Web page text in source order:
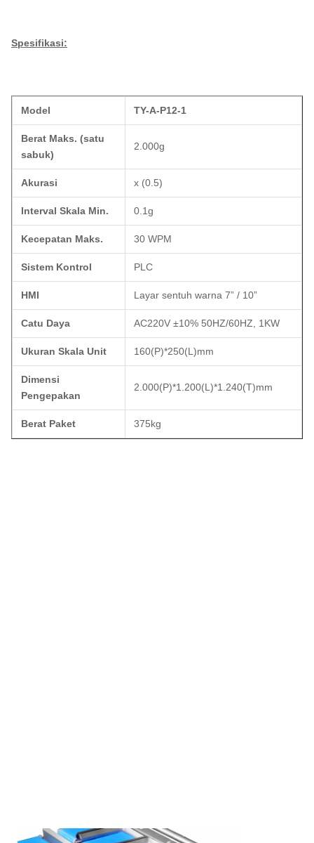
Spesifikasi:
Model TY-A-P12-1
Berat Maks. (satu
sabuk)
2.000g
Akurasi x (0.5)
Interval Skala Min. 0.1g
Kecepatan Maks. 30 WPM
Sistem Kontrol PLC
HMI Layar sentuh warna 7” / 10”
Catu Daya AC220V ±10% 50HZ/60HZ, 1KW
Ukuran Skala Unit 160(P)*250(L)mm
Dimensi
Pengepakan
2.000(P)*1.200(L)*1.240(T)mm
Berat Paket 375kg